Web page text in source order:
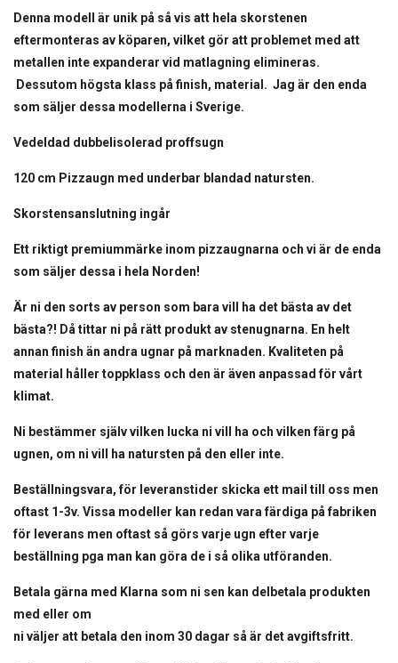
Denna modell är unik på så vis att hela skorstenen
eftermonteras av köparen, vilket gör att problemet med att
metallen inte expanderar vid matlagning elimineras.
Dessutom högsta klass på finish, material. Jag är den enda
som säljer dessa modellerna i Sverige.
Vedeldad dubbelisolerad proffsugn
120 cm Pizzaugn med underbar blandad natursten.
Skorstensanslutning ingår
Ett riktigt premiummärke inom pizzaugnarna och vi är de enda
som säljer dessa i hela Norden!
Är ni den sorts av person som bara vill ha det bästa av det
bästa?! Då tittar ni på rätt produkt av stenugnarna. En helt
annan finish än andra ugnar på marknaden. Kvaliteten på
material håller toppklass och den är även anpassad för vårt
klimat.
Ni bestämmer själv vilken lucka ni vill ha och vilken färg på
ugnen, om ni vill ha natursten på den eller inte.
Beställningsvara, för leveranstider skicka ett mail till oss men
oftast 1-3v. Vissa modeller kan redan vara färdiga på fabriken
för leverans men oftast så görs varje ugn efter varje
beställning pga man kan göra de i så olika utföranden.
Betala gärna med Klarna som ni sen kan delbetala produkten
med eller om
ni väljer att betala den inom 30 dagar så är det avgiftsfritt.